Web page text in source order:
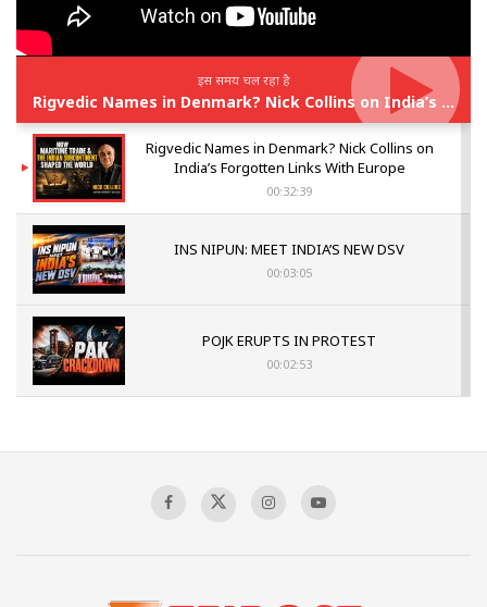
इस समय चल रहा है
Rigvedic Names in Denmark? Nick Collins on India’s Forgotten Links With Europe
Rigvedic Names in Denmark? Nick Collins on
India’s Forgotten Links With Europe
00:32:39
INS NIPUN: MEET INDIA’S NEW DSV
00:03:05
POJK ERUPTS IN PROTEST
00:02:53
Sagar